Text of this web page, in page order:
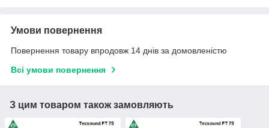
Умови повернення
Повернення товару впродовж 14 днів за домовленістю
Всі умови повернення
З цим товаром також замовляють